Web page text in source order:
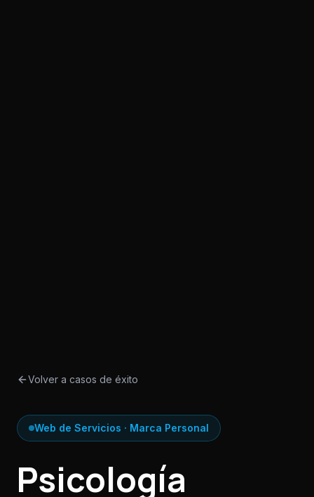
Volver a casos de éxito
Web de Servicios · Marca Personal
Psicología